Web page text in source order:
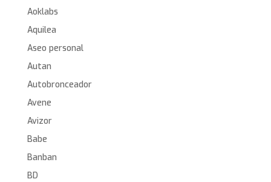
Aoklabs
Aquilea
Aseo personal
Autan
Autobronceador
Avene
Avizor
Babe
Banban
BD